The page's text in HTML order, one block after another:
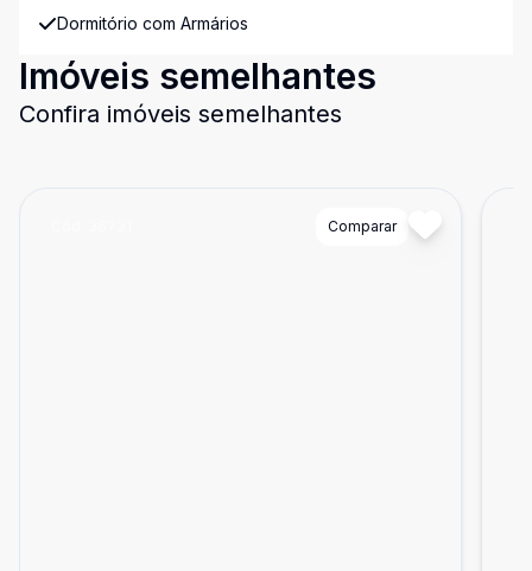
Dormitório com Armários
Imóveis semelhantes
Confira imóveis semelhantes
Comparar